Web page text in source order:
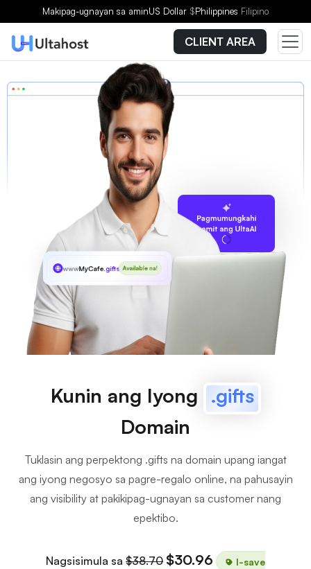
Makipag-ugnayan sa aminUS Dollar $Philippines Filipino
CLIENT AREA
Pagmumungkahi
gamit ang UltaAI
wwwMyCafe.gifts Available na!
Kunin ang Iyong .gifts
Domain
Tuklasin ang perpektong .gifts na domain upang iangat
ang iyong negosyo sa pagre-regalo online, na pahusayin
ang visibility at pakikipag-ugnayan sa customer nang
epektibo.
Nagsisimula sa $38.70 $30.96
I-save